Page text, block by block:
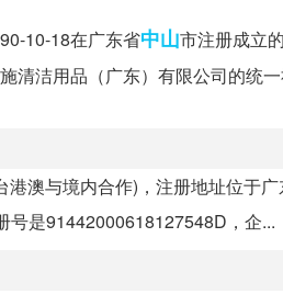
10-18在广东省中山市注册成立
清洁用品（广东）有限公司的统
澳与境内合作)，注册地址位于广
号是91442000618127548D，企...